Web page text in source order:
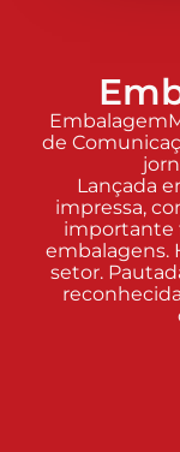
de
Lançada
impressa,
importante
embalagens.
setor.